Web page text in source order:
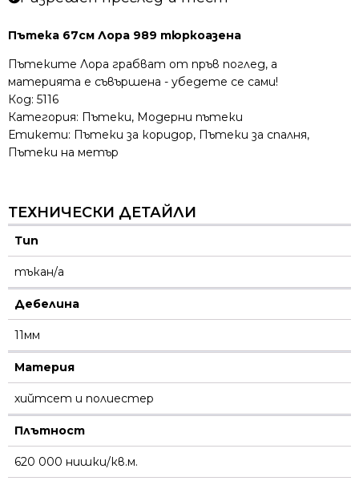
Пътека 67см Лора 989 тюркоазена
Пътеките Лора грабват от пръв поглед, а
материята е съвършена - убедете се сами!
Код: 5116
Категория: Пътеки, Модерни пътеки
Етикети: Пътеки за коридор, Пътеки за спалня,
Пътеки на метър
ТЕХНИЧЕСКИ ДЕТАЙЛИ
Тип
тъкан/а
Дебелина
11мм
Материя
хийтсет и полиестeр
Плътност
620 000 нишки/кв.м.